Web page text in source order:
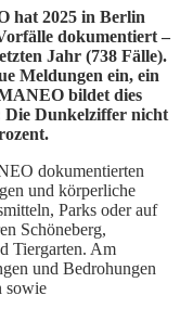
hat 2025 in Berlin
dokumentiert –
Jahr (738 Fälle).
Meldungen ein, ein
bildet dies
Die Dunkelziffer nicht
dokumentierten
und körperliche
Parks oder auf
Schöneberg,
Tiergarten. Am
und Bedrohungen
sowie